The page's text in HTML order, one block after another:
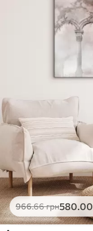
966.66грн580.00